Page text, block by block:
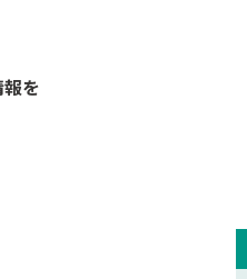
を